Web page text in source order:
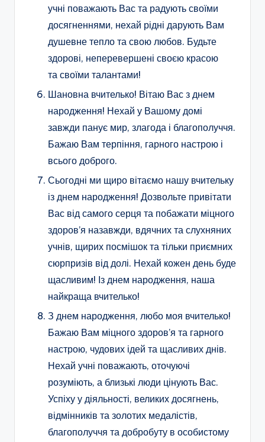
учні поважають Вас та радують своїми
досягненнями, нехай рідні дарують Вам
душевне тепло та свою любов. Будьте
здорові, неперевершені своєю красою
та своїми талантами!
Шановна вчителько! Вітаю Вас з днем
народження! Нехай у Вашому домі
завжди панує мир, злагода і благополуччя.
Бажаю Вам терпіння, гарного настрою і
всього доброго.
Сьогодні ми щиро вітаємо нашу вчительку
із днем народження! Дозвольте привітати
Вас від самого серця та побажати міцного
здоров’я назавжди, вдячних та слухняних
учнів, щирих посмішок та тільки приємних
сюрпризів від долі. Нехай кожен день буде
щасливим! Із днем народження, наша
найкраща вчителько!
З днем народження, любо моя вчителько!
Бажаю Вам міцного здоров’я та гарного
настрою, чудових ідей та щасливих днів.
Нехай учні поважають, оточуючі
розуміють, а близькі люди цінують Вас.
Успіху у діяльності, великих досягнень,
відмінників та золотих медалістів,
благополуччя та добробуту в особистому